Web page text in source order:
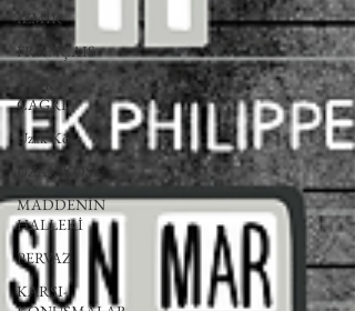
İZMİR
FRANÇAIS
AÇIK
ÇAĞRI
Uzak Köşe
UZAK KÖŞE
MADDENİN
HALLERİ
PERVAZ
KARŞI-